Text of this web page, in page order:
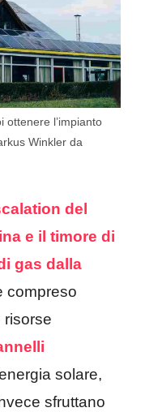
ottenere l’impianto
Winkler da
del
e il timore di
gas dalla
compreso
risorse
solare,
sfruttano